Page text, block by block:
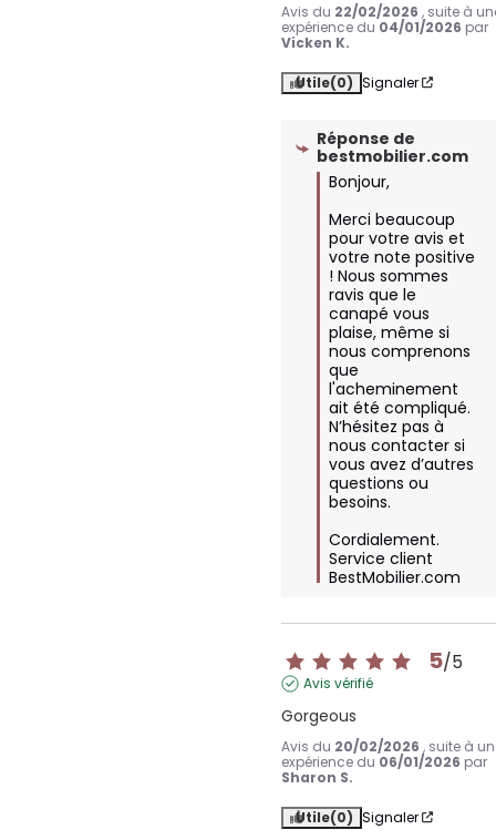
Avis du 22/02/2026 , suite à
expérience du 04/01/2026 par
Vicken K.
Utile(0) Signaler
Réponse de
bestmobilier.com
Bonjour,
Merci beaucoup
pour votre avis et
votre note positive
! Nous sommes
ravis que le
canapé vous
plaise, même si
nous comprenons
que
l'acheminement
ait été compliqué.
N’hésitez pas à
nous contacter si
vous avez d’autres
questions ou
besoins.
Cordialement.
Service client
BestMobilier.com
5/5
Avis vérifié
Gorgeous
Avis du 20/02/2026 , suite à
expérience du 06/01/2026 par
Sharon S.
Utile(0) Signaler